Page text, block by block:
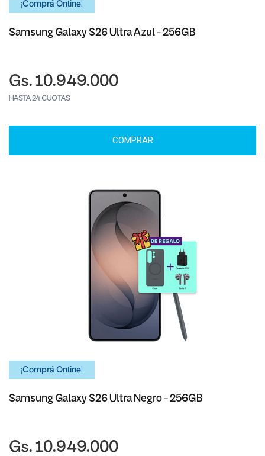
¡Comprá Online!
Samsung Galaxy S26 Ultra Azul - 256GB
Gs. 10.949.000
HASTA 24 CUOTAS
COMPRAR
¡Comprá Online!
Samsung Galaxy S26 Ultra Negro - 256GB
Gs. 10.949.000